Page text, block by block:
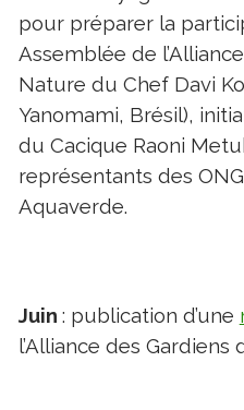
pour préparer la
Assemblée de
Nature du Chef Davi
Yanomami, Brésil),
du Cacique Raoni
représentants des
Aquaverde.
Juin : publication d’une
l’Alliance des Gardiens